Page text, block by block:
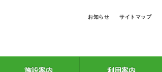
お知らせ サイトマップ